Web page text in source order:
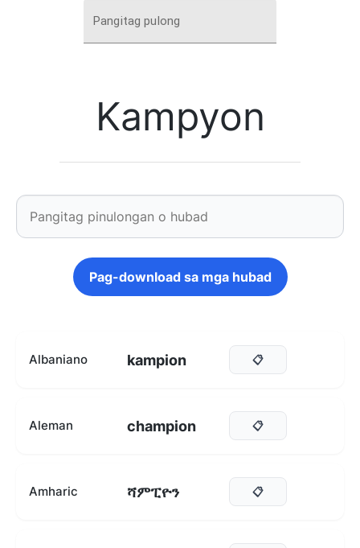
Pangitag pulong
Kampyon
Pag-download sa mga hubad
Albaniano kampion 📋
Aleman champion 📋
Amharic ሻምፒዮን 📋